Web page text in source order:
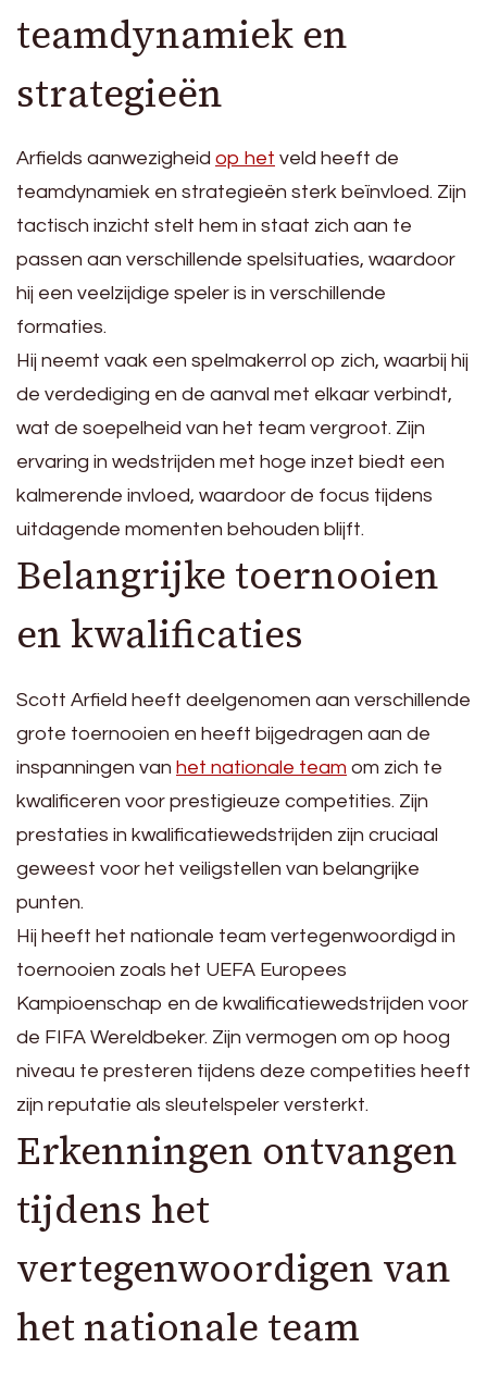
teamdynamiek en
strategieën
Arfields aanwezigheid op het veld heeft de
teamdynamiek en strategieën sterk beïnvloed. Zijn
tactisch inzicht stelt hem in staat zich aan te
passen aan verschillende spelsituaties, waardoor
hij een veelzijdige speler is in verschillende
formaties.
Hij neemt vaak een spelmakerrol op zich, waarbij hij
de verdediging en de aanval met elkaar verbindt,
wat de soepelheid van het team vergroot. Zijn
ervaring in wedstrijden met hoge inzet biedt een
kalmerende invloed, waardoor de focus tijdens
uitdagende momenten behouden blijft.
Belangrijke toernooien
en kwalificaties
Scott Arfield heeft deelgenomen aan verschillende
grote toernooien en heeft bijgedragen aan de
inspanningen van het nationale team om zich te
kwalificeren voor prestigieuze competities. Zijn
prestaties in kwalificatiewedstrijden zijn cruciaal
geweest voor het veiligstellen van belangrijke
punten.
Hij heeft het nationale team vertegenwoordigd in
toernooien zoals het UEFA Europees
Kampioenschap en de kwalificatiewedstrijden voor
de FIFA Wereldbeker. Zijn vermogen om op hoog
niveau te presteren tijdens deze competities heeft
zijn reputatie als sleutelspeler versterkt.
Erkenningen ontvangen
tijdens het
vertegenwoordigen van
het nationale team